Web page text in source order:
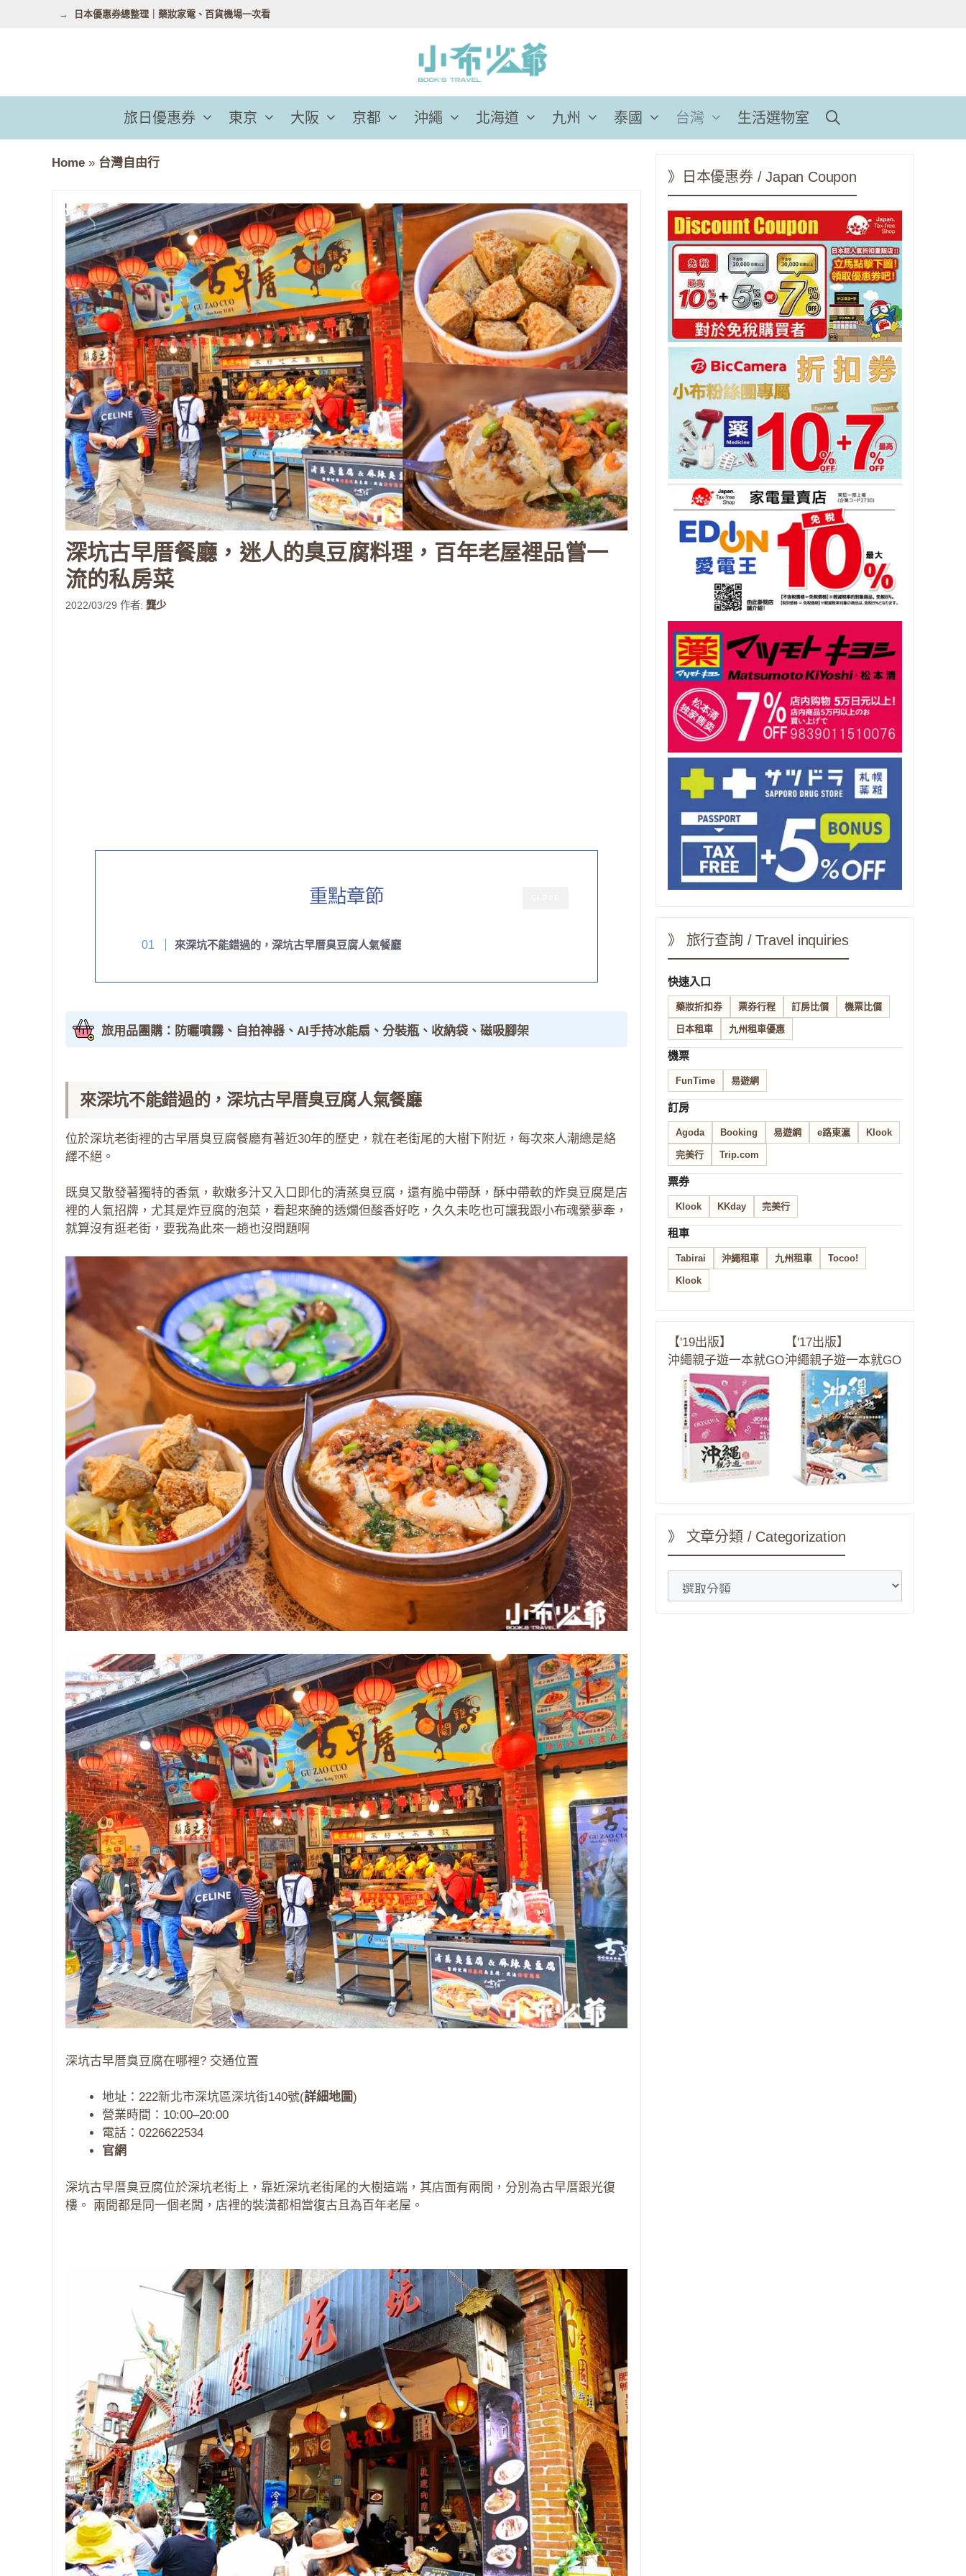
容
日本優惠券總整理｜藥妝家電、百貨機場一次看
旅日優惠券 東京 大阪 京都 沖繩 北海道 九州 泰國 台灣 生活選物室
Home » 台灣自由行
深坑古早厝餐廳，迷人的臭豆腐料理，百年老屋裡品嘗一
流的私房菜
2022/03/29 作者: 龔少
重點章節
來深坑不能錯過的，深坑古早厝臭豆腐人氣餐廳
旅用品團購：防曬噴霧、自拍神器、AI手持冰能扇、分裝瓶、收納袋、磁吸腳架
來深坑不能錯過的，深坑古早厝臭豆腐人氣餐廳
位於深坑老街裡的古早厝臭豆腐餐廳有著近30年的歷史，就在老街尾的大樹下附近，每次來人潮總是絡
繹不絕。
既臭又散發著獨特的香氣，軟嫩多汁又入口即化的清蒸臭豆腐，還有脆中帶酥，酥中帶軟的炸臭豆腐是店
裡的人氣招牌，尤其是炸豆腐的泡菜，看起來醃的透爛但酸香好吃，久久未吃也可讓我跟小布魂縈夢牽，
就算沒有逛老街，要我為此來一趟也沒問題啊
深坑古早厝臭豆腐在哪裡? 交通位置
地址：222新北市深坑區深坑街140號(詳細地圖)
營業時間：10:00–20:00
電話：0226622534
官網
深坑古早厝臭豆腐位於深坑老街上，靠近深坑老街尾的大樹這端，其店面有兩間，分別為古早厝跟光復
樓。 兩間都是同一個老闆，店裡的裝潢都相當復古且為百年老屋。
》日本優惠券 / Japan Coupon
》 旅行查詢 / Travel inquiries
快速入口
藥妝折扣券 票券行程 訂房比價 機票比價
日本租車 九州租車優惠
機票
FunTime 易遊網
訂房
Agoda Booking 易遊網 e路東瀛 Klook
完美行 Trip.com
票券
Klook KKday 完美行
租車
Tabirai 沖繩租車 九州租車 Tocoo!
Klook
【'19出版】
沖繩親子遊一本就GO
【'17出版】
沖繩親子遊一本就GO
》 文章分類 / Categorization